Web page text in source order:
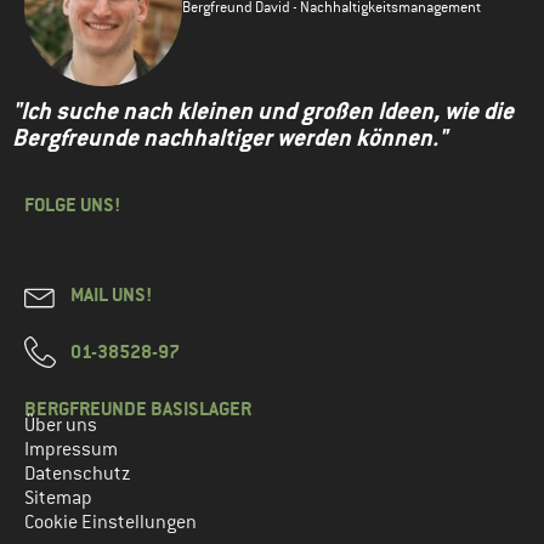
Servus, ein super Artikel und extrem aufschlussreich, was die
Materialien angeht. Glückwunsch!! und weiter so
Bergfreund David - Nachhaltigkeitsmanagement
"Ich suche nach kleinen und großen Ideen, wie die
Bergfreunde nachhaltiger werden können."
FOLGE UNS!
MAIL UNS!
01-38528-97
BERGFREUNDE BASISLAGER
Über uns
Impressum
Datenschutz
Sitemap
Cookie Einstellungen